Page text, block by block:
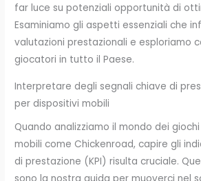
far luce su potenziali opportunità di
Esaminiamo gli aspetti essenziali che
valutazioni prestazionali e esploriamo
giocatori in tutto il Paese.
Interpretare degli segnali chiave di
per dispositivi mobili
Quando analizziamo il mondo dei
mobili come Chickenroad, capire gli
di prestazione (KPI) risulta cruciale.